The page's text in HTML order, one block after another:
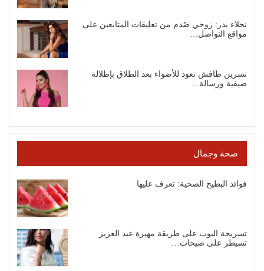
نجلاء بدر: زوجي صُدم من تعليقات المتابعين على
مواقع التواصل…
نسرين طافش تعود للأضواء بعد الطلاق بإطلالة
صيفية ورسالة…
صحة وجمال
فوائد البطيخ الصحية: تعرف عليها
تسريحة البوب على طريقة مهيرة عبد العزيز
تسيطر على صيحات…